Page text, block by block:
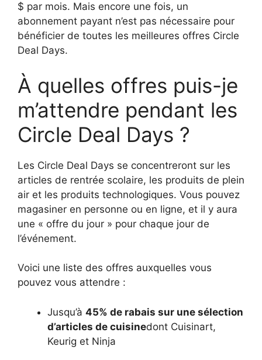
$ par mois. Mais encore une fois, un
abonnement payant n’est pas nécessaire pour
bénéficier de toutes les meilleures offres Circle
Deal Days.
À quelles offres puis-je
m’attendre pendant les
Circle Deal Days ?
Les Circle Deal Days se concentreront sur les
articles de rentrée scolaire, les produits de plein
air et les produits technologiques. Vous pouvez
magasiner en personne ou en ligne, et il y aura
une « offre du jour » pour chaque jour de
l’événement.
Voici une liste des offres auxquelles vous
pouvez vous attendre :
Jusqu’à 45% de rabais sur une sélection
d’articles de cuisinedont Cuisinart,
Keurig et Ninja